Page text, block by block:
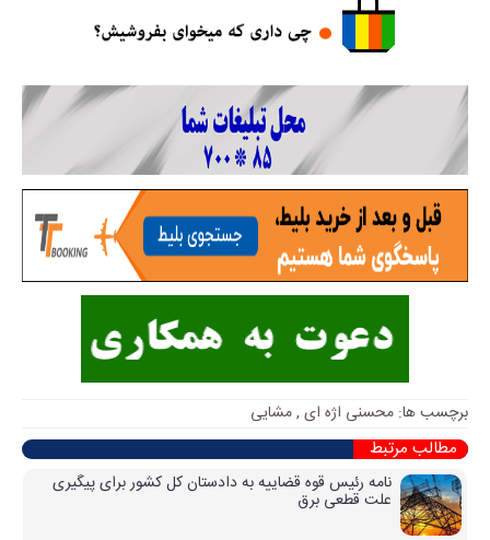
برچسب ها: محسنی اژه ای ,مشایی
مطالب مرتبط
نامه رئیس قوه قضاییه به دادستان کل کشور برای پیگیری
علت قطعی‌ برق